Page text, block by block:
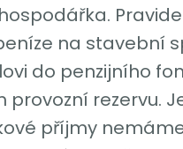
na stavební
do penzijního
provozní rezervu.
příjmy